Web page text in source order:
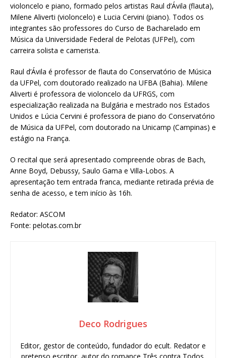
violoncelo e piano, formado pelos artistas Raul d’Ávila (flauta),
Milene Aliverti (violoncelo) e Lucia Cervini (piano). Todos os
integrantes são professores do Curso de Bacharelado em
Música da Universidade Federal de Pelotas (UFPel), com
carreira solista e camerista.
Raul d’Ávila é professor de flauta do Conservatório de Música
da UFPel, com doutorado realizado na UFBA (Bahia). Milene
Aliverti é professora de violoncelo da UFRGS, com
especialização realizada na Bulgária e mestrado nos Estados
Unidos e Lúcia Cervini é professora de piano do Conservatório
de Música da UFPel, com doutorado na Unicamp (Campinas) e
estágio na França.
O recital que será apresentado compreende obras de Bach,
Anne Boyd, Debussy, Saulo Gama e Villa-Lobos. A
apresentação tem entrada franca, mediante retirada prévia de
senha de acesso, e tem início às 16h.
Redator: ASCOM
Fonte: pelotas.com.br
Deco Rodrigues
Editor, gestor de conteúdo, fundador do ecult. Redator e